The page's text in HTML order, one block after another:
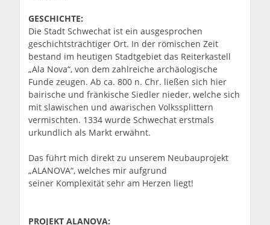
GESCHICHTE:
Die Stadt Schwechat ist ein ausgesprochen
geschichtsträchtiger Ort. In der römischen Zeit
bestand im heutigen Stadtgebiet das Reiterkastell
„Ala Nova“, von dem zahlreiche archäologische
Funde zeugen. Ab ca. 800 n. Chr. ließen sich hier
bairische und fränkische Siedler nieder, welche sich
mit slawischen und awarischen Volkssplittern
vermischten. 1334 wurde Schwechat erstmals
urkundlich als Markt erwähnt.
Das führt mich direkt zu unserem Neubauprojekt
„ALANOVA“, welches mir aufgrund
seiner Komplexität sehr am Herzen liegt!
PROJEKT ALANOVA: